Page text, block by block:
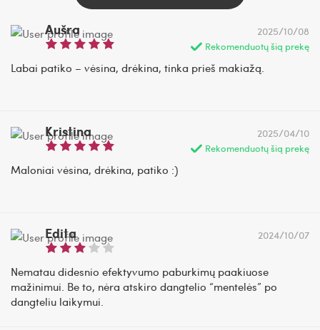
Aušra
Rekomenduotų šią prekę
2025/10/08
Labai patiko – vėsina, drėkina, tinka prieš makiažą.
Kristina
Rekomenduotų šią prekę
2025/04/10
Maloniai vėsina, drėkina, patiko :)
Edita 2024/10/07
Nematau didesnio efektyvumo paburkimų paakiuose
mažinimui. Be to, nėra atskiro dangtelio “mentelės” po
dangteliu laikymui.